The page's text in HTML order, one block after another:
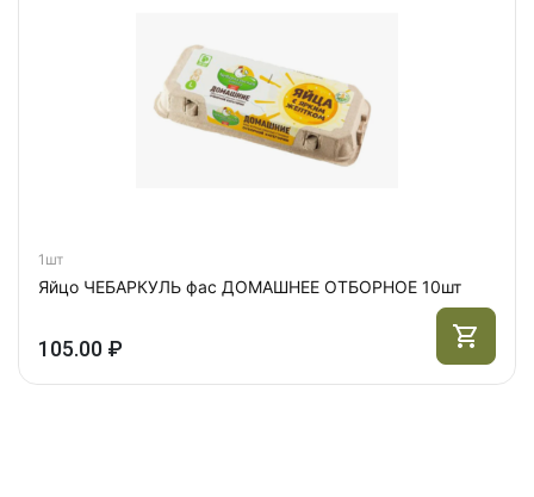
1шт
Яйцо ЧЕБАРКУЛЬ фас ДОМАШНЕЕ ОТБОРНОЕ 10шт
105.00 ₽